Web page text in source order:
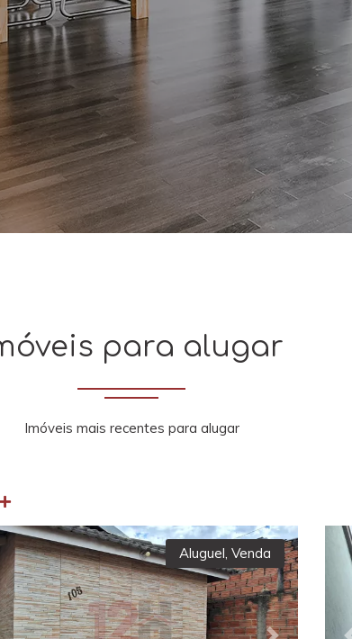
para alugar
Imóveis mais recentes para alugar
Aluguel, Venda